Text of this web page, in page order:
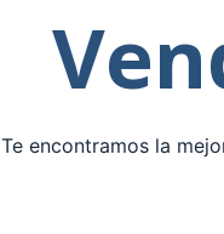
Te encontramos la